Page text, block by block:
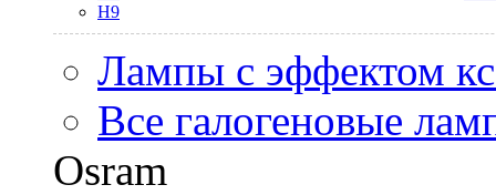
H9
Лампы с эффектом
Все галогеновые
Osram